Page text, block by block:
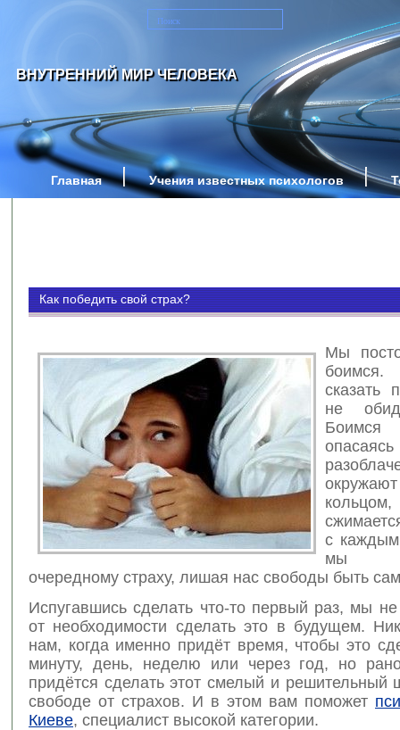
ВНУТРЕННИЙ МИР ЧЕЛОВЕКА
Главная Учения известных психологов
Как победить свой страх?
Мы
сказать
не
опасаясь
с каждым
мы
очередному страху, лишая нас свободы быть
Испугавшись сделать что-то первый раз, мы
от необходимости сделать это в будущем.
нам, когда именно придёт время, чтобы это
минуту, день, неделю или через год, но
придётся сделать этот смелый и решительный
свободе от страхов. И в этом вам поможет
Киеве, специалист высокой категории.